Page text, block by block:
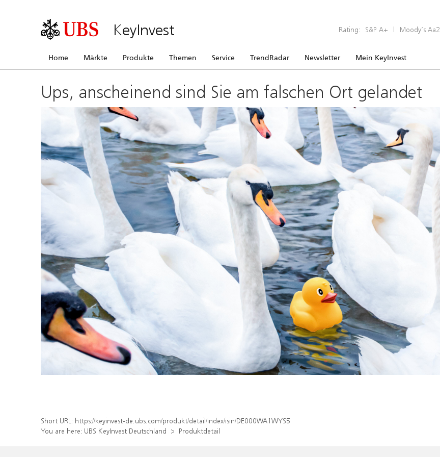
KeyInvest Rating: S&P A+ | Moody’s Aa2
Home Märkte Produkte Themen Service TrendRadar Newsletter Mein KeyInvest
Ups, anscheinend sind Sie am falschen Ort gelandet
Short URL: https://keyinvest-de.ubs.com/produkt/detail/index/isin/DE000WA1WYS5
You are here: UBS KeyInvest Deutschland Produktdetail